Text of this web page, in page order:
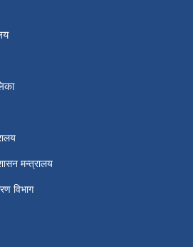
मन्त्रालय
विभाग